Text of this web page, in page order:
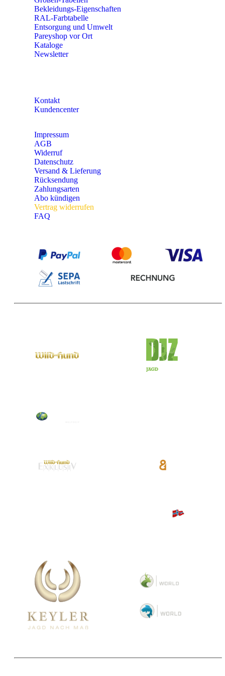
Bekleidungs-Eigenschaften
RAL-Farbtabelle
Entsorgung und Umwelt
Pareyshop vor Ort
Kataloge
Newsletter
Kontakt
Kundencenter
Impressum
AGB
Widerruf
Datenschutz
Versand & Lieferung
Rücksendung
Zahlungsarten
Abo kündigen
Vertrag widerrufen
FAQ